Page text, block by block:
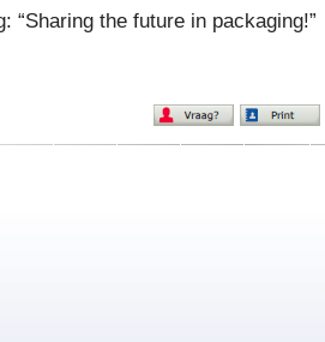
“Sharing the future in packaging!”